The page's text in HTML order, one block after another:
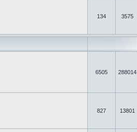
134 3575
6505 288014
827 13801